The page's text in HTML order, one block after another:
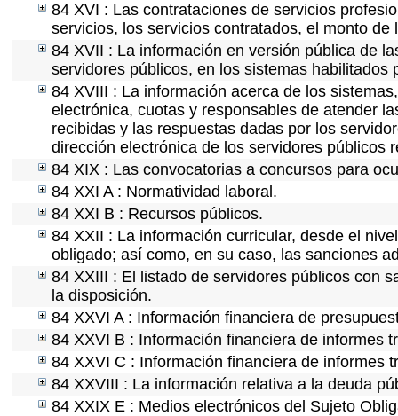
84 XVI : Las contrataciones de servicios
servicios, los servicios contratados, el monto
84 XVII : La información en versión pública de
servidores públicos, en los sistemas habilitados
84 XVIII : La información acerca de los
electrónica, cuotas y responsables de atender
recibidas y las respuestas dadas por los
dirección electrónica de los servidores públicos
84 XIX : Las convocatorias a concursos para
84 XXI A : Normatividad laboral.
84 XXI B : Recursos públicos.
84 XXII : La información curricular, desde el
obligado; así como, en su caso, las sanciones
84 XXIII : El listado de servidores públicos con
la disposición.
84 XXVI A : Información financiera de
84 XXVI B : Información financiera de informes
84 XXVI C : Información financiera de informes
84 XXVIII : La información relativa a la deuda
84 XXIX E : Medios electrónicos del Sujeto